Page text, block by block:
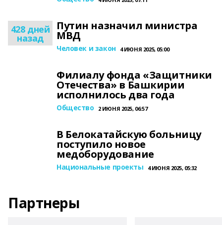
428 дней
назад
Путин назначил министра
МВД
Человек и закон 4 ИЮНЯ 2025, 05:00
Филиалу фонда «Защитники
Отечества» в Башкирии
исполнилось два года
Общество 2 ИЮНЯ 2025, 06:57
В Белокатайскую больницу
поступило новое
медоборудование
Национальные проекты 4 ИЮНЯ 2025, 05:32
Партнеры